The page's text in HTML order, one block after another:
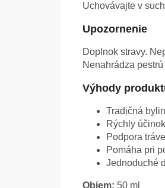
Uchovávajte v
Upozornenie
Doplnok stravy.
Nenahrádza
Výhody
Tradičná
Rýchly
Podpora
Pomáha pri
Jednoduché
Objem: 50 ml